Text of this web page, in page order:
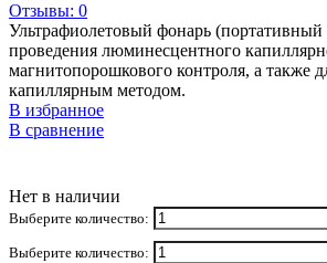
Отзывы: 0
Ультрафиолетовый фонарь
проведения люминесцентного
магнитопорошкового контроля, а также
капиллярным методом.
В избранное
В сравнение
Нет в наличии
Выберите количество:
Выберите количество: